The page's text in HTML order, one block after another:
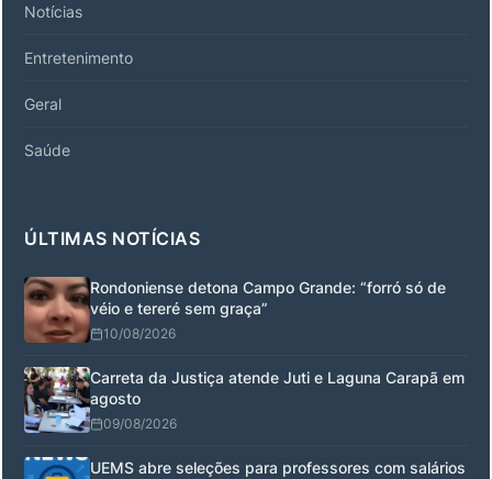
Notícias
Entretenimento
Geral
Saúde
ÚLTIMAS NOTÍCIAS
Rondoniense detona Campo Grande: “forró só de
véio e tereré sem graça”
10/08/2026
Carreta da Justiça atende Juti e Laguna Carapã em
agosto
09/08/2026
UEMS abre seleções para professores com salários